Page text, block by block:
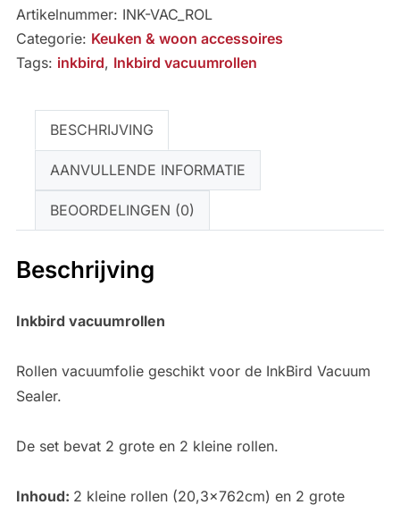
Artikelnummer: INK-VAC_ROL
Categorie: Keuken & woon accessoires
Tags: inkbird, Inkbird vacuumrollen
BESCHRIJVING
AANVULLENDE INFORMATIE
BEOORDELINGEN (0)
Beschrijving
Inkbird vacuumrollen
Rollen vacuumfolie geschikt voor de InkBird Vacuum
Sealer.
De set bevat 2 grote en 2 kleine rollen.
Inhoud: 2 kleine rollen (20,3x762cm) en 2 grote